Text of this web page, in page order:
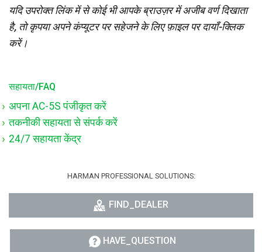
यदि उपरोक्त लिंक में से कोई भी आपके ब्राउज़र में अजीब वर्ण दिखाता
है, तो कृपया अपने कंप्यूटर पर सहेजने के लिए फ़ाइल पर दायाँ-क्लिक
करें।
सहायता/FAQ
अपना AC-5S पंजीकृत करें
तकनीकी सहायता से संपर्क करें
24/7 सहायता केंद्र
HARMAN PROFESSIONAL SOLUTIONS:
FIND_DEALER
HAVE_QUESTION